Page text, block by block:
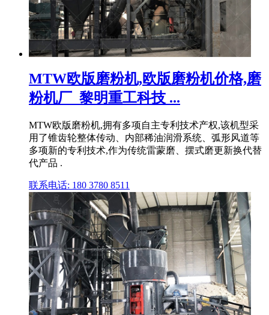
MTW欧版磨粉机,欧版磨粉机价格,磨
粉机厂_黎明重工科技 ...
MTW欧版磨粉机,拥有多项自主专利技术产权,该机型采
用了锥齿轮整体传动、内部稀油润滑系统、弧形风道等
多项新的专利技术,作为传统雷蒙磨、摆式磨更新换代替
代产品 .
联系电话: 180 3780 8511